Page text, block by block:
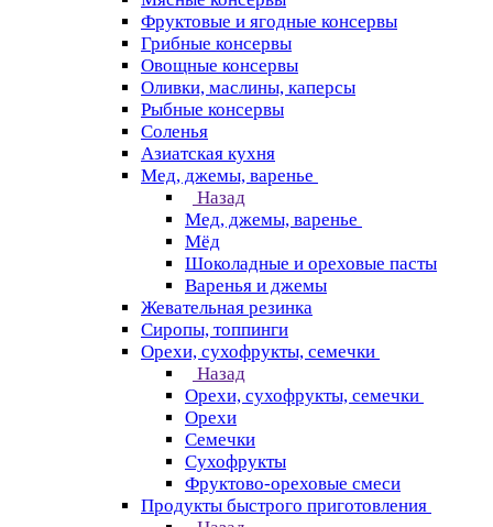
Фруктовые и ягодные консервы
Грибные консервы
Овощные консервы
Оливки, маслины, каперсы
Рыбные консервы
Соленья
Азиатская кухня
Мед, джемы, варенье
Назад
Мед, джемы, варенье
Мёд
Шоколадные и ореховые пасты
Варенья и джемы
Жевательная резинка
Сиропы, топпинги
Орехи, сухофрукты, семечки
Назад
Орехи, сухофрукты, семечки
Орехи
Семечки
Сухофрукты
Фруктово-ореховые смеси
Продукты быстрого приготовления